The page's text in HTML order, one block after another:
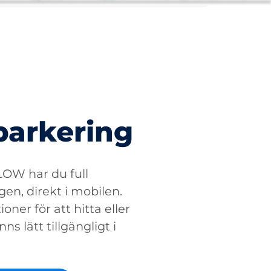
har du full
direkt i mobilen.
för att hitta eller
lätt tillgängligt i